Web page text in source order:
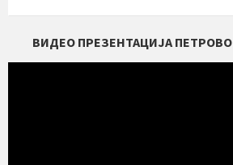
ВИДЕО ПРЕЗЕНТАЦИЈА ПЕТРОВО